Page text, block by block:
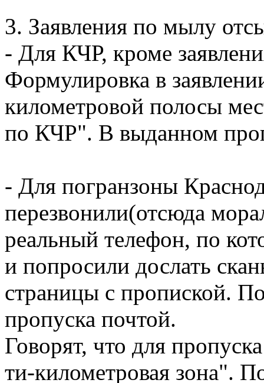
3. Заявления по мылу
- Для КЧР, кроме
Формулировка в
километровой полосы
по КЧР". В выданном
- Для погранзоны
перезвонили(отсюда
реальный телефон, по
и попросили дослать
страницы с пропиской.
пропуска почтой.
Говорят, что для
ти-километровая зона".